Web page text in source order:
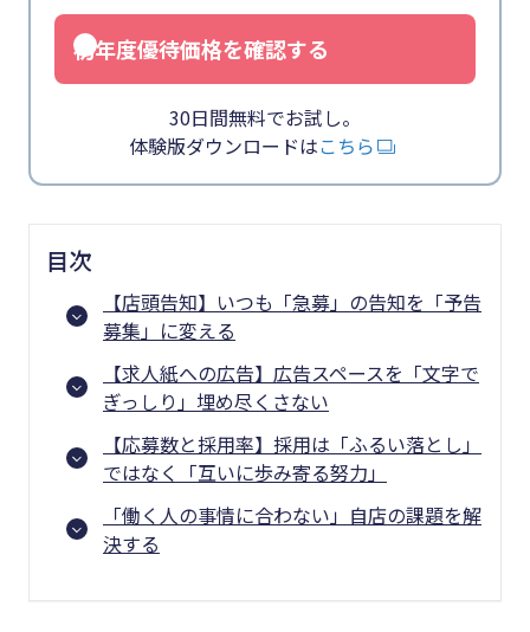
初年度優待価格を確認する
30日間無料でお試し。
体験版ダウンロードはこちら
目次
【店頭告知】いつも「急募」の告知を「予告
募集」に変える
【求人紙への広告】広告スペースを「文字で
ぎっしり」埋め尽くさない
【応募数と採用率】採用は「ふるい落とし」
ではなく「互いに歩み寄る努力」
「働く人の事情に合わない」自店の課題を解
決する